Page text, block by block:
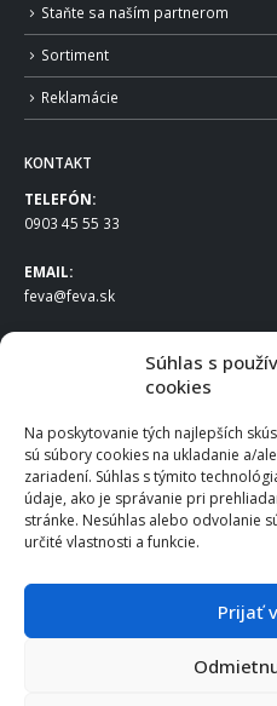
Súhlas s
cookies
Na poskytovanie tých najlepších
sú súbory cookies na ukladanie a/
zariadení. Súhlas s týmito
údaje, ako je správanie pri
stránke. Nesúhlas alebo odvolanie
určité vlastnosti a funkcie.
Prijať
Staňte sa naším partnerom
Sortiment
Reklamácie
KONTAKT
TELEFÓN:
0903 45 55 33
EMAIL:
feva@feva.sk
FEVA Slovakia SK s.r.o.
831 04 Bratislava
IČO: 50922688
DIČ: 2120539388
IČ DPH: SK2120539388
Po – Pia: 8:00 – 16:30